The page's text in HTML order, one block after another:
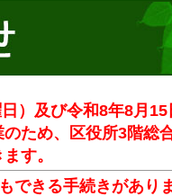
）及び令和8年8月
ため、区役所3階総
す。
できる手続きがありま